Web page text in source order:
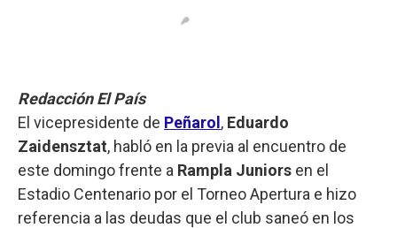
Redacción El País
El vicepresidente de Peñarol , Eduardo
Zaidensztat, habló en la previa al encuentro de
este domingo frente a Rampla Juniors en el
Estadio Centenario por el Torneo Apertura e hizo
referencia a las deudas que el club saneó en los